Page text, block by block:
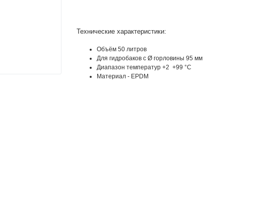
Технические характеристики:
Объём 50 литров
Для гидробаков с Ø горловины 95 мм
Диапазон температур +2 +99 °С
Материал - EPDM